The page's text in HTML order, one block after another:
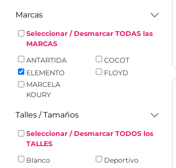
Marcas
Seleccionar / Desmarcar TODAS las
MARCAS
ANTARTIDA
COCOT
ELEMENTO
FLOYD
MARCELA
KOURY
Talles / Tamaños
Seleccionar / Desmarcar TODOS los
TALLES
Blanco
Deportivo